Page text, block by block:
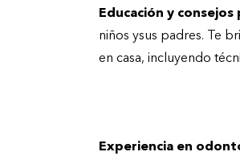
Educación y
niños ysus padres. Te
en casa, incluyendo
Experiencia en